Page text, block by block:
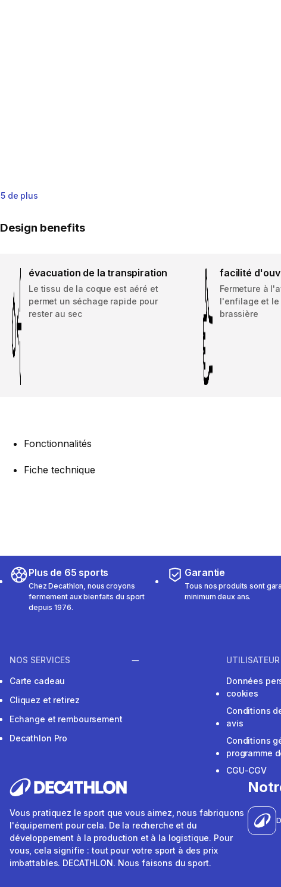
5 de plus
Design benefits
évacuation de la transpiration
Le tissu de la coque est aéré et
permet un séchage rapide pour
rester au sec
facilité
Fermeture à
l'enfilage et le
brassière
Fonctionnalités
Fiche technique
Plus de 65 sports
Chez Decathlon, nous croyons
fermement aux bienfaits du sport
depuis 1976.
Garantie
Tous nos produits sont
minimum deux ans.
NOS SERVICES
Carte cadeau
Cliquez et retirez
Echange et remboursement
Decathlon Pro
UTILISATEUR
Données
cookies
Conditions
avis
Conditions
programme
CGU-CGV
Vous pratiquez le sport que vous aimez, nous fabriquons
l'équipement pour cela. De la recherche et du
développement à la production et à la logistique. Pour
vous, cela signifie : tout pour votre sport à des prix
imbattables. DECATHLON. Nous faisons du sport.